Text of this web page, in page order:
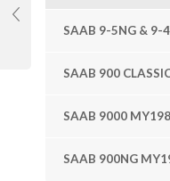
SAAB 9-5NG & 9-
SAAB 900
SAAB 9000
SAAB 900NG